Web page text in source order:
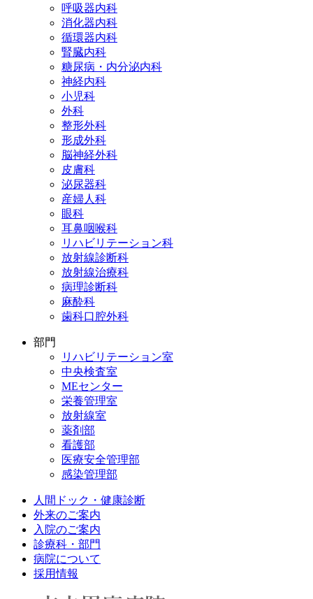
呼吸器内科
消化器内科
循環器内科
腎臓内科
糖尿病・内分泌内科
神経内科
小児科
外科
整形外科
形成外科
脳神経外科
皮膚科
泌尿器科
産婦人科
眼科
耳鼻咽喉科
リハビリテーション科
放射線診断科
放射線治療科
病理診断科
麻酔科
歯科口腔外科
部門
リハビリテーション室
中央検査室
MEセンター
栄養管理室
放射線室
薬剤部
看護部
医療安全管理部
感染管理部
人間ドック・健康診断
外来のご案内
入院のご案内
診療科・部門
病院について
採用情報